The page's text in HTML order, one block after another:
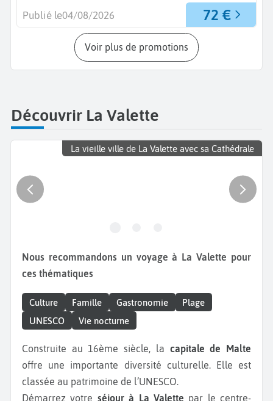
72 €
Publié le04/08/2026
Voir plus de promotions
Découvrir La Valette
La vieille ville de La Valette avec sa Cathédrale
Nous recommandons un voyage à La Valette pour
ces thématiques
Culture Famille Gastronomie
Plage
UNESCO
Vie nocturne
Construite au 16ème siècle, la capitale de Malte
offre une importante diversité culturelle. Elle est
classée au patrimoine de l’UNESCO.
Démarrez votre séjour à La Valette par le centre-